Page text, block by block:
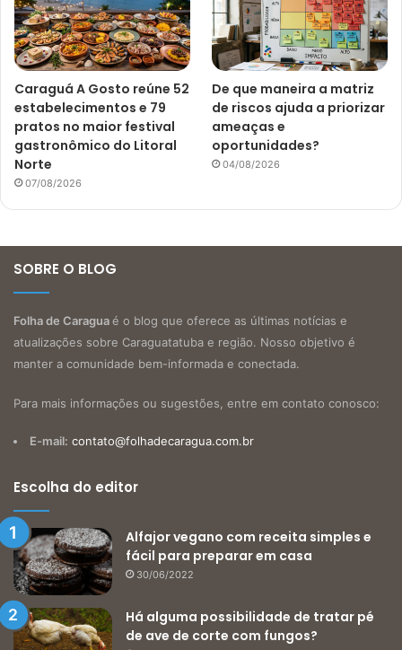
Caraguá A Gosto reúne 52
estabelecimentos e 79
pratos no maior festival
gastronômico do Litoral
Norte
07/08/2026
De que maneira a matriz
de riscos ajuda a priorizar
ameaças e
oportunidades?
04/08/2026
SOBRE O BLOG
Folha de Caraguaé o blog que oferece as últimas notícias e
atualizações sobre Caraguatatuba e região. Nosso objetivo é
manter a comunidade bem-informada e conectada.
Para mais informações ou sugestões, entre em contato conosco:
E-mail: contato@folhadecaragua.com.br
Escolha do editor
Alfajor vegano com receita simples e
fácil para preparar em casa
30/06/2022
Há alguma possibilidade de tratar pé
de ave de corte com fungos?